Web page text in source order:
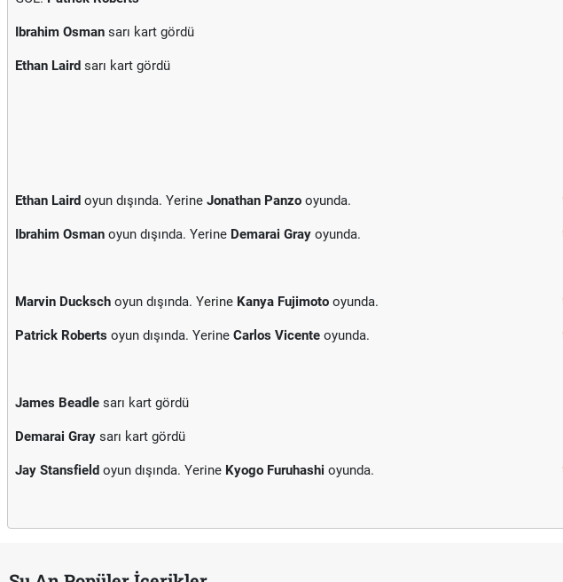
Ibrahim Osman sarı kart gördü
Ethan Laird sarı kart gördü
Ethan Laird oyun dışında. Yerine Jonathan Panzo oyunda.
Ibrahim Osman oyun dışında. Yerine Demarai Gray oyunda.
Marvin Ducksch oyun dışında. Yerine Kanya Fujimoto oyunda.
Patrick Roberts oyun dışında. Yerine Carlos Vicente oyunda.
James Beadle sarı kart gördü
Demarai Gray sarı kart gördü
Jay Stansfield oyun dışında. Yerine Kyogo Furuhashi oyunda.